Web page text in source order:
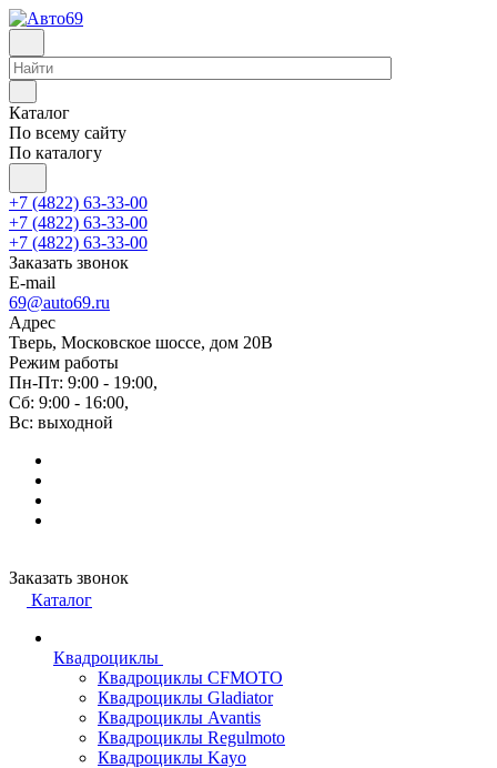
Каталог
По всему сайту
По каталогу
+7 (4822) 63-33-00
+7 (4822) 63-33-00
+7 (4822) 63-33-00
Заказать звонок
E-mail
69@auto69.ru
Адрес
Тверь, Московское шоссе, дом 20В
Режим работы
Пн-Пт: 9:00 - 19:00,
Сб: 9:00 - 16:00,
Вс: выходной
Заказать звонок
Каталог
Квадроциклы
Квадроциклы CFMOTO
Квадроциклы Gladiator
Квадроциклы Avantis
Квадроциклы Regulmoto
Квадроциклы Kayo